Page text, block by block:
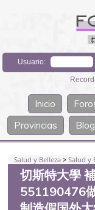
Usuario:
Inicio
Provincias
Blog
Salud y Belleza >Salud y
切斯特大學
551190476